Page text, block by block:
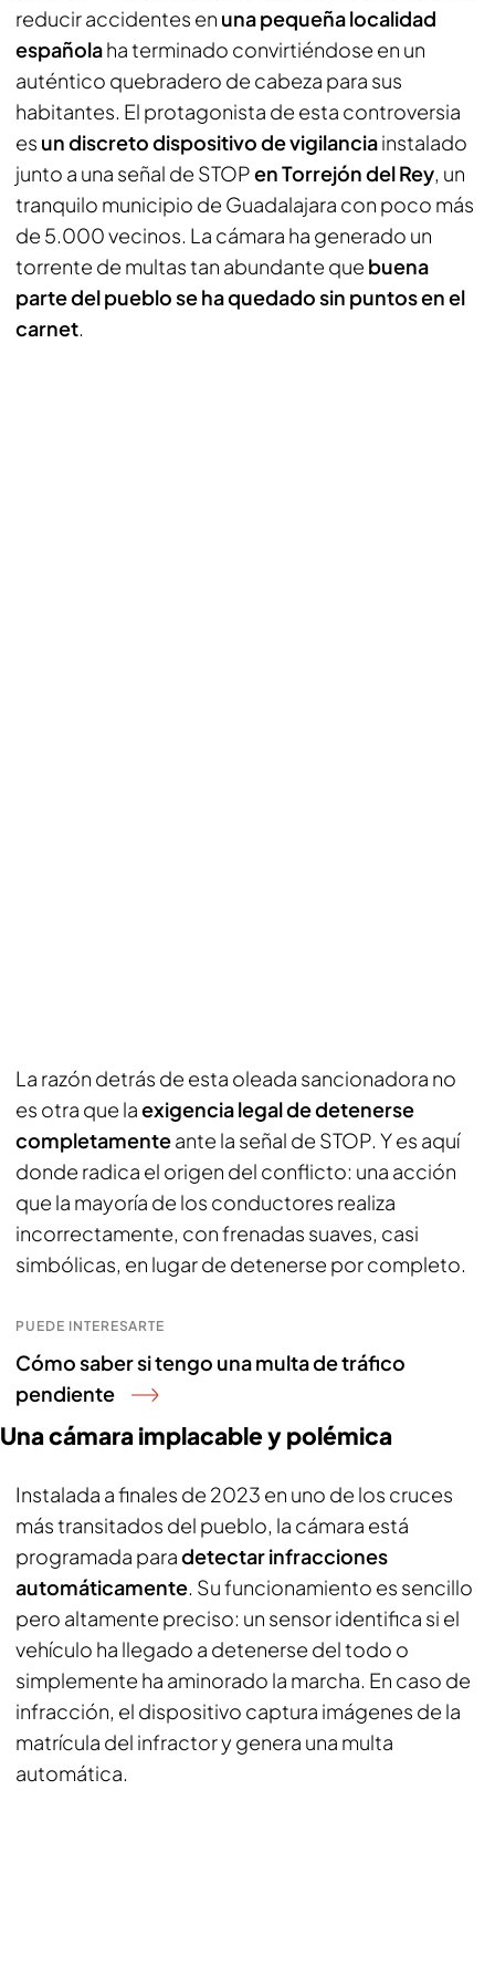
reducir accidentes en una pequeña localidad
españolaha terminado convirtiéndose en un
auténtico quebradero de cabeza para sus
habitantes. El protagonista de esta controversia
es un discreto dispositivo de vigilanciainstalado
junto a una señal de STOPen Torrejón del Rey, un
tranquilo municipio de Guadalajara con poco más
de 5.000 vecinos. La cámara ha generado un
torrente de multas tan abundante que buena
parte del pueblo se ha quedado sin puntos en el
carnet.
La razón detrás de esta oleada sancionadora no
es otra que laexigencia legal de detenerse
completamenteante la señal de STOP. Y es aquí
donde radica el origen del conflicto: una acción
que la mayoría de los conductores realiza
incorrectamente, con frenadas suaves, casi
simbólicas, en lugar de detenerse por completo.
PUEDE INTERESARTE
Cómo saber si tengo una multa de tráfico
pendiente
Una cámara implacable y polémica
Instalada a finales de 2023 en uno de los cruces
más transitados del pueblo, la cámara está
programada paradetectar infracciones
automáticamente. Su funcionamiento es sencillo
pero altamente preciso: un sensor identifica si el
vehículo ha llegado a detenerse del todo o
simplemente ha aminorado la marcha. En caso de
infracción, el dispositivo captura imágenes de la
matrícula del infractor y genera una multa
automática.